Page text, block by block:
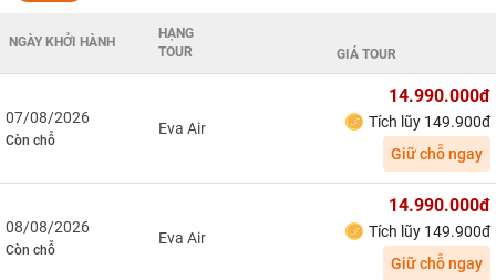
NGÀY KHỞI HÀNH
HẠNG
TOUR
GIÁ TOUR
07/08/2026
Còn chỗ
Eva Air
14.990.000đ
Tích lũy 149.900đ
Giữ chỗ ngay
08/08/2026
Còn chỗ
Eva Air
14.990.000đ
Tích lũy 149.900đ
Giữ chỗ ngay